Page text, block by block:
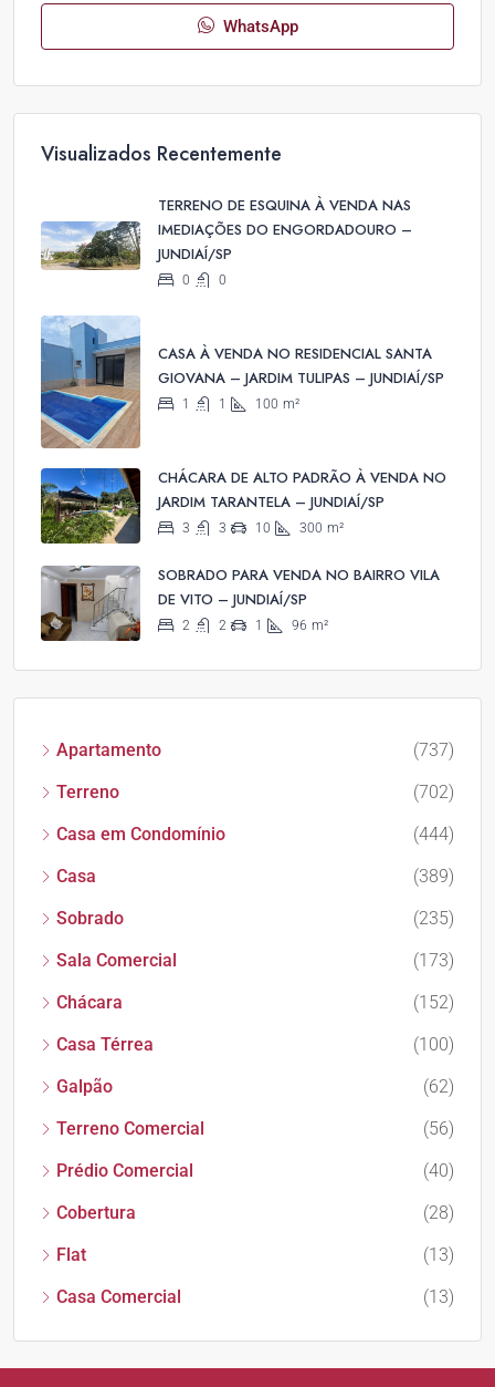
WhatsApp
Visualizados Recentemente
TERRENO DE ESQUINA À VENDA NAS
IMEDIAÇÕES DO ENGORDADOURO –
JUNDIAÍ/SP
0 0
CASA À VENDA NO RESIDENCIAL SANTA
GIOVANA – JARDIM TULIPAS – JUNDIAÍ/SP
1 1 100 m²
CHÁCARA DE ALTO PADRÃO À VENDA NO
JARDIM TARANTELA – JUNDIAÍ/SP
3 3 10 300 m²
SOBRADO PARA VENDA NO BAIRRO VILA
DE VITO – JUNDIAÍ/SP
2 2 1 96 m²
Apartamento
(737)
Terreno
(702)
Casa em Condomínio
(444)
Casa
(389)
Sobrado
(235)
Sala Comercial
(173)
Chácara
(152)
Casa Térrea
(100)
Galpão
(62)
Terreno Comercial
(56)
Prédio Comercial
(40)
Cobertura
(28)
Flat
(13)
Casa Comercial
(13)